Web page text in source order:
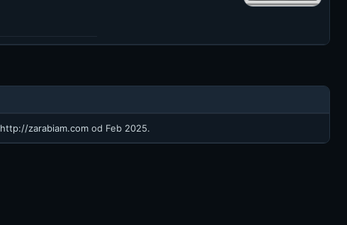
http://zarabiam.com od Feb 2025.